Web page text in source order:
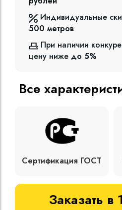
Индивидуальные
500 метров
При наличии
цену ниже до 5%
Все
Сертификация ГОСТ
Заказать в